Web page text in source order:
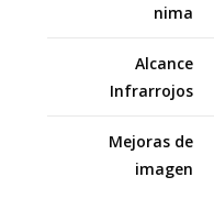
nima
Alcance
Infrarrojos
Mejoras de
imagen